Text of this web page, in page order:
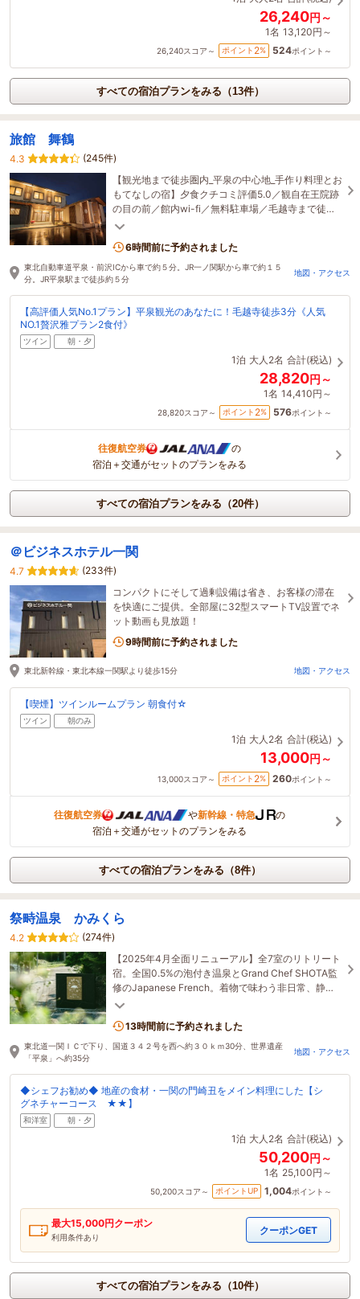
26,240円～
1名 13,120円～
26,240スコア～ ポイント 2% 524ポイント～
すべての宿泊プランをみる（13件）
旅館 舞鶴
4.3
(245件)
【観光地まで徒歩圏内_平泉の中心地_手作り料理とお
もてなしの宿】夕食クチコミ評価5.0／観自在王院跡
の目の前／館内wi-fi／無料駐車場／毛越寺まで徒歩
３分／中尊寺まで徒歩１２分／平泉駅まで徒歩８分
6時間前に予約されました
東北自動車道平泉・前沢ICから車で約５分。JR一ノ関駅から車で約１５
分。JR平泉駅まで徒歩約５分
地図・アクセス
【高評価人気No.1プラン】平泉観光のあなたに！毛越寺徒歩3分《人気
NO.1贅沢雅プラン2食付》
ツイン 朝・夕
1泊 大人2名 合計(税込)
28,820円～
1名 14,410円～
28,820スコア～ ポイント 2% 576ポイント～
往復航空券
の
宿泊＋交通がセットのプランをみる
すべての宿泊プランをみる（20件）
＠ビジネスホテル一関
4.7
(233件)
コンパクトにそして過剰設備は省き、お客様の滞在
を快適にご提供。全部屋に32型スマートTV設置でネ
ット動画も見放題！
9時間前に予約されました
東北新幹線・東北本線一関駅より徒歩15分 地図・アクセス
【喫煙】ツインルームプラン 朝食付☆
ツイン 朝のみ
1泊 大人2名 合計(税込)
13,000円～
13,000スコア～ ポイント 2% 260ポイント～
往復航空券 や新幹線・特急
の
宿泊＋交通がセットのプランをみる
すべての宿泊プランをみる（8件）
祭畤温泉 かみくら
4.2
(274件)
【2025年4月全面リニューアル】全7室のリトリート
宿。全国0.5%の泡付き温泉とGrand Chef SHOTA監
修のJapanese French。着物で味わう非日常、静寂
の中で自分を取り戻すひとときを。
13時間前に予約されました
東北道一関ＩＣで下り、国道３４２号を西へ約３０ｋｍ30分、世界遺産
「平泉」へ約35分
地図・アクセス
◆シェフお勧め◆ 地産の食材・一関の門崎丑をメイン料理にした【シ
グネチャーコース ★★】
和洋室 朝・夕
1泊 大人2名 合計(税込)
50,200円～
1名 25,100円～
50,200スコア～ ポイントUP 1,004ポイント～
最大15,000円クーポン
利用条件あり
クーポンGET
すべての宿泊プランをみる（10件）